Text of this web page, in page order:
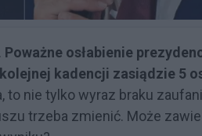
Poważne osłabienie
kadencji zasiądzie 5
to nie tylko wyraz braku
trzeba zmienić. Może